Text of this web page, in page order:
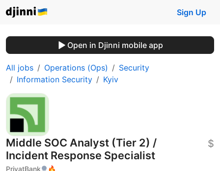
Sign Up
Open in Djinni mobile app
All jobs Operations (Ops)
Security
Information Security
Kyiv
Middle SOC Analyst (Tier 2) /
Incident Response Specialist
PrivatBank
🔥
$